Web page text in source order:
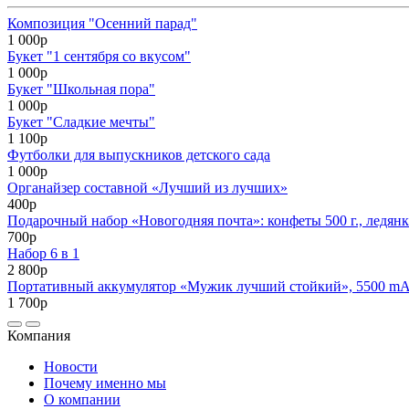
Композиция "Осенний парад"
1 000р
Букет "1 сентября со вкусом"
1 000р
Букет "Школьная пора"
1 000р
Букет "Сладкие мечты"
1 100р
Футболки для выпускников детского сада
1 000р
Органайзер составной «Лучший из лучших»
400р
Подарочный набор «Новогодняя почта»: конфеты 500 г.,
700р
Набор 6 в 1
2 800р
Портативный аккумулятор «Мужик лучший стойкий», 5500
1 700р
Компания
Новости
Почему именно мы
О компании